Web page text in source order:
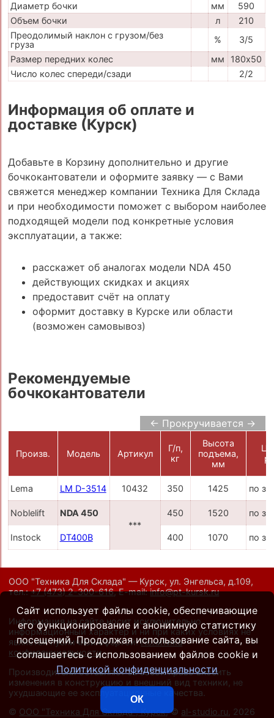
Диаметр бочки
мм
590
Объем бочки
л
210
Преодолимый наклон с грузом/без
груза
%
3/5
Размер передних колес
мм
180х50
Число колес спереди/сзади
2/2
Информация об оплате и
доставке (Курск)
Добавьте в Корзину дополнительно и другие
бочкокантователи и оформите заявку — с Вами
свяжется менеджер компании Техника Для Склада
и при необходимости поможет с выбором наиболее
подходящей модели под конкретные условия
эксплуатации, а также:
расскажет об аналогах модели NDA 450
действующих скидках и акциях
предоставит счёт на оплату
оформит доставку в Курске или области
(возможен самовывоз)
Рекомендуемые
бочкокантователи
← Прокручивается →
Произв. Модель Артикул
Г/п,
кг
Высота
подъема,
мм
Lema LM D-3514 10432 350 1425 по
Noblelift
NDA 450
***
450 1520 по
Instock DT400B 400 1070 по
ООО "Техника Для Склада" — Курск, ул. Энгельса, д.109,
тел.:+7 (473) 2-300-616,E-mail:info@pt-kursk.ru
Информация на сайте носит исключительно
информационный характер и ни при каких условиях не
является публичной офертой.Политика
конфиденциальности.
Производители оставляют за собой право вносить
изменения в конструкцию и внешний вид техники, не
ухудшающие ее эксплуатационные качества.
© ООО "Техника Для Склада", Курск, © al-studio.ru , 2026
Сайт использует файлы cookie, обеспечивающие
его функционирование и анонимную статистику
посещений. Продолжая использование сайта, вы
соглашаетесь с использованием файлов cookie и
Политикой конфиденциальности
ОК